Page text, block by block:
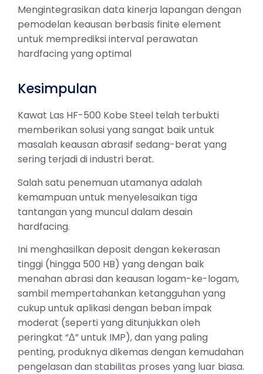
Mengintegrasikan data kinerja lapangan dengan
pemodelan keausan berbasis finite element
untuk memprediksi interval perawatan
hardfacing yang optimal
Kesimpulan
Kawat Las HF-500 Kobe Steel telah terbukti
memberikan solusi yang sangat baik untuk
masalah keausan abrasif sedang-berat yang
sering terjadi di industri berat.
Salah satu penemuan utamanya adalah
kemampuan untuk menyelesaikan tiga
tantangan yang muncul dalam desain
hardfacing.
Ini menghasilkan deposit dengan kekerasan
tinggi (hingga 500 HB) yang dengan baik
menahan abrasi dan keausan logam-ke-logam,
sambil mempertahankan ketangguhan yang
cukup untuk aplikasi dengan beban impak
moderat (seperti yang ditunjukkan oleh
peringkat “Δ” untuk IMP), dan yang paling
penting, produknya dikemas dengan kemudahan
pengelasan dan stabilitas proses yang luar biasa.